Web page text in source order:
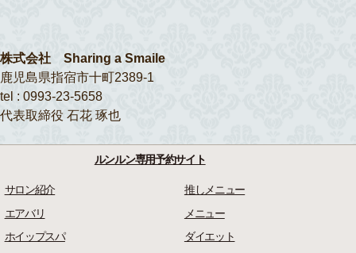
株式会社 Sharing a Smaile
鹿児島県指宿市十町2389-1
tel : 0993-23-5658
代表取締役 石花 琢也
ルンルン専用予約サイト
サロン紹介
推しメニュー
エアバリ
メニュー
ホイップスパ
ダイエット